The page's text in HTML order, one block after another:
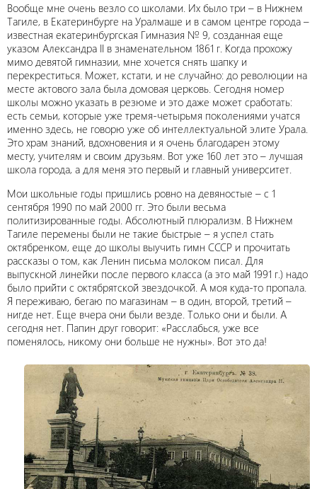
Вообще мне очень везло со школами. Их было три – в Нижнем
Тагиле, в Екатеринбурге на Уралмаше и в самом центре города –
известная екатеринбургская Гимназия № 9, созданная еще
указом Александра II в знаменательном 1861 г. Когда прохожу
мимо девятой гимназии, мне хочется снять шапку и
перекреститься. Может, кстати, и не случайно: до революции на
месте актового зала была домовая церковь. Сегодня номер
школы можно указать в резюме и это даже может сработать:
есть семьи, которые уже тремя-четырьмя поколениями учатся
именно здесь, не говорю уже об интеллектуальной элите Урала.
Это храм знаний, вдохновения и я очень благодарен этому
месту, учителям и своим друзьям. Вот уже 160 лет это – лучшая
школа города, а для меня это первый и главный университет.
Мои школьные годы пришлись ровно на девяностые – с 1
сентября 1990 по май 2000 гг. Это были весьма
политизированные годы. Абсолютный плюрализм. В Нижнем
Тагиле перемены были не такие быстрые – я успел стать
октябренком, еще до школы выучить гимн СССР и прочитать
рассказы о том, как Ленин письма молоком писал. Для
выпускной линейки после первого класса (а это май 1991 г.) надо
было прийти с октябрятской звездочкой. А моя куда-то пропала.
Я переживаю, бегаю по магазинам – в один, второй, третий –
нигде нет. Еще вчера они были везде. Только они и были. А
сегодня нет. Папин друг говорит: «Расслабься, уже все
поменялось, никому они больше не нужны». Вот это да!